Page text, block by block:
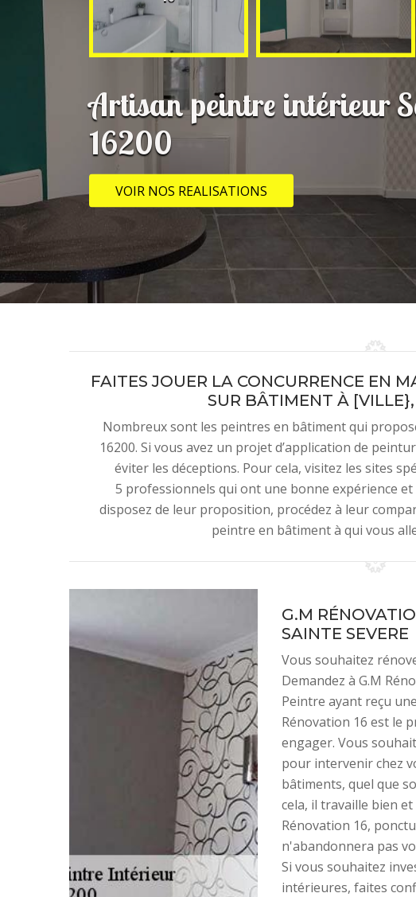
Artisan peintre intérieur
16200
VOIR NOS REALISATIONS
FAITES JOUER LA CONCURRENCE EN
SUR BÂTIMENT À
Nombreux sont les peintres en bâtiment qui
16200. Si vous avez un projet d’application de
éviter les déceptions. Pour cela, visitez les sites
5 professionnels qui ont une bonne expérience
disposez de leur proposition, procédez à leur
peintre en bâtiment à qui vous
G.M
SAINTE SEVERE
Vous souhaitez
Demandez à G.M
Peintre ayant reçu
Rénovation 16 est le
engager. Vous
pour intervenir chez
bâtiments, quel que
cela, il travaille bien
Rénovation 16,
n'abandonnera pas
Si vous souhaitez
intérieures, faites